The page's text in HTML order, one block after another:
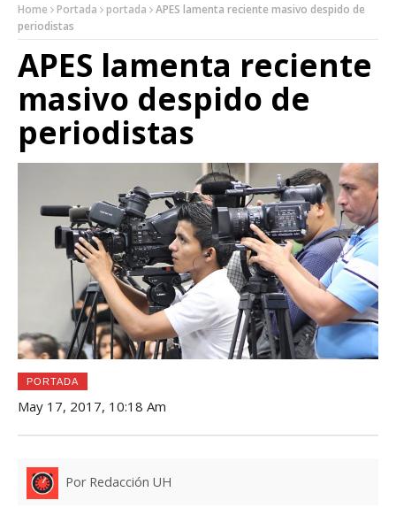
Home Portada portada
APES lamenta reciente masivo despido de
periodistas
APES lamenta reciente
masivo despido de
periodistas
PORTADA
May 17, 2017, 10:18 Am
Por Redacción UH